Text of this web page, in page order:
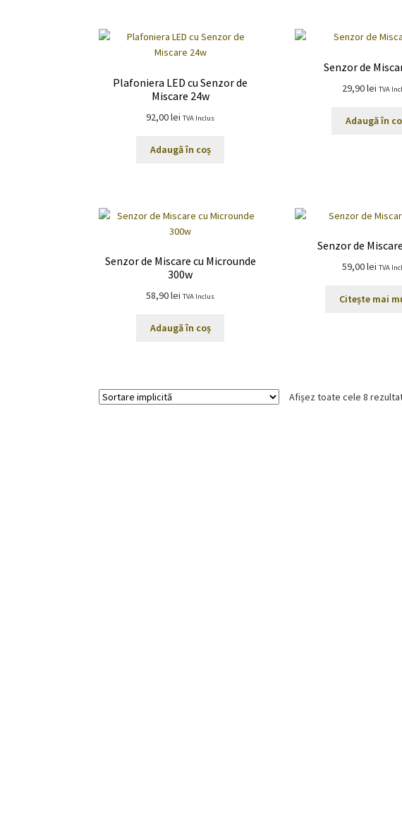
Plafoniera LED cu Senzor de
Miscare 24w
92,00lei TVA Inclus
Adaugă în coș
Senzor de
29,90lei TVA
Adaugă în
Senzor de Miscare cu Microunde
300w
58,90lei TVA Inclus
Adaugă în coș
Senzor de
59,00lei TVA
Citește mai
Afișez toate cele 8